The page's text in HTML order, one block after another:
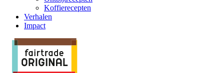
Koffierecepten
Verhalen
Impact